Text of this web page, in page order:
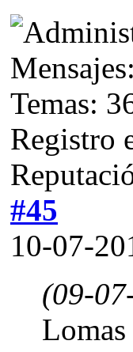
Temas:
Registro
#45
10-07-
(09-